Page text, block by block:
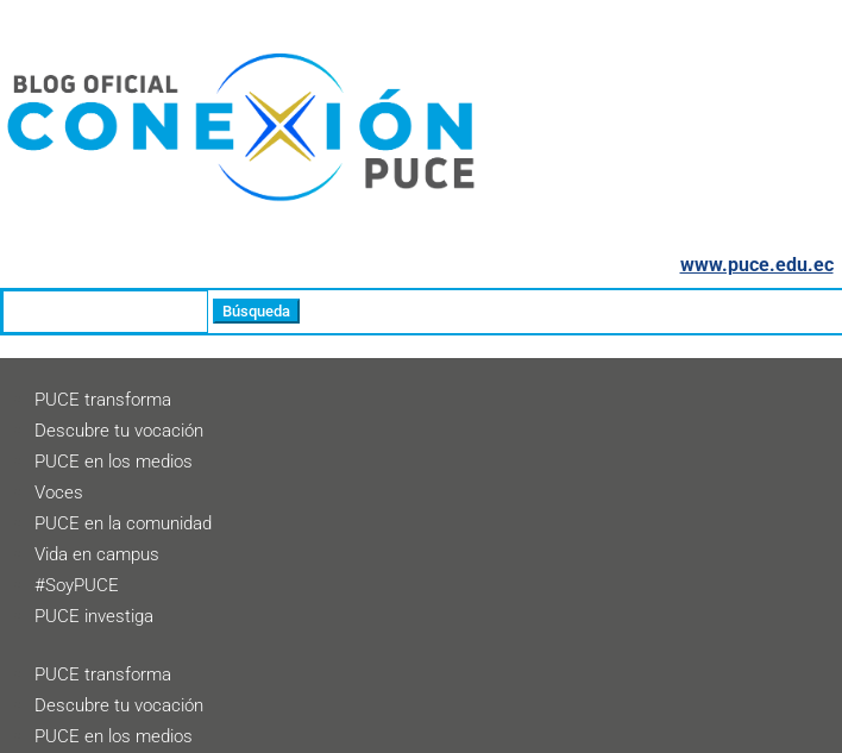
www.puce.edu.ec│
PUCE transforma
Descubre tu vocación
PUCE en los medios
Voces
PUCE en la comunidad
Vida en campus
#SoyPUCE
PUCE investiga
PUCE transforma
Descubre tu vocación
PUCE en los medios